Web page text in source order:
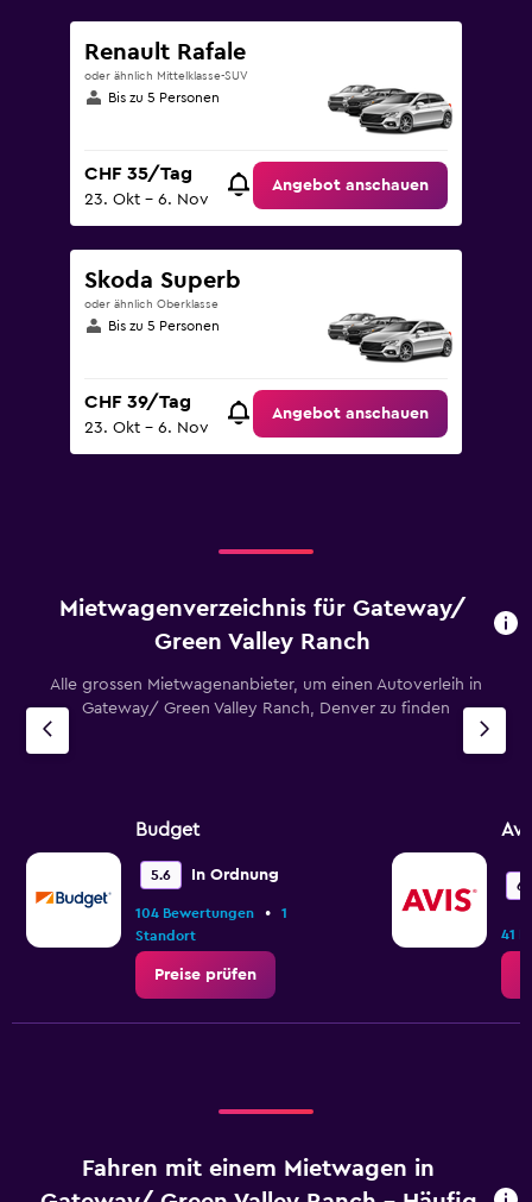
Renault Rafale
oder ähnlich Mittelklasse-SUV
Bis zu 5 Personen
CHF 35/Tag
23. Okt – 6. Nov
Angebot anschauen
Skoda Superb
oder ähnlich Oberklasse
Bis zu 5 Personen
CHF 39/Tag
23. Okt – 6. Nov
Angebot anschauen
Mietwagenverzeichnis für Gateway/
Green Valley Ranch
Alle grossen Mietwagenanbieter, um einen Autoverleih in
Gateway/ Green Valley Ranch, Denver zu finden
Budget
5.6 In Ordnung
104 Bewertungen •
1
Standort
Preise prüfen
41
Fahren mit einem Mietwagen in